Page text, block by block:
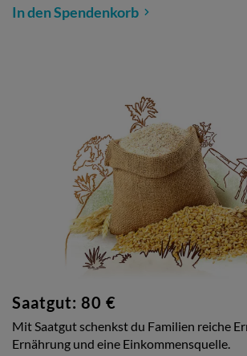
In den Spendenkorb
Saatgut: 80 €
Mit Saatgut schenkst du Familien reiche
Ernährung und eine Einkommensquelle.